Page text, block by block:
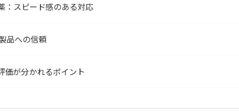
：スピード感のある対応
品への信頼
価が分かれるポイント